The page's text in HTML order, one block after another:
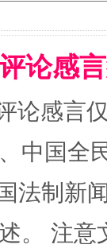
从幼
论感
论感言
中国全
法制新
。 注